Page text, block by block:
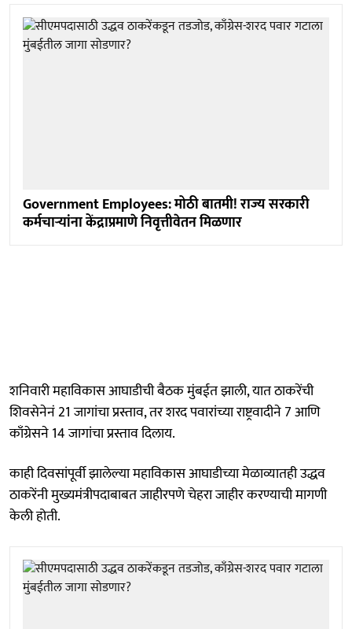
Government Employees: मोठी बातमी! राज्य सरकारी
कर्मचाऱ्यांना केंद्राप्रमाणे निवृत्तीवेतन मिळणार
शनिवारी महाविकास आघाडीची बैठक मुंबईत झाली, यात ठाकरेंची
शिवसेनेनं 21 जागांचा प्रस्ताव, तर शरद पवारांच्या राष्ट्रवादीने 7 आणि
काँग्रेसने 14 जागांचा प्रस्ताव दिलाय.
काही दिवसांपूर्वी झालेल्या महाविकास आघाडीच्या मेळाव्यातही उद्धव
ठाकरेंनी मुख्यमंत्रीपदाबाबत जाहीरपणे चेहरा जाहीर करण्याची मागणी
केली होती.